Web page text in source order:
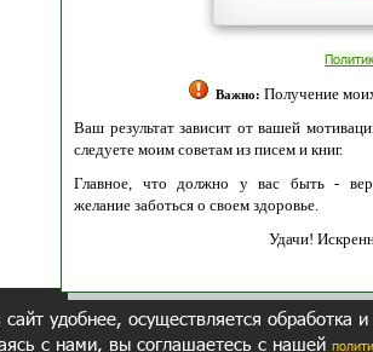
Важно: Получение
Ваш результат зависит от вашей
следуете моим советам из писем и книг.
Главное, что должно у вас быть -
желание заботься о своем здоровье.
Удачи!
удобнее, осуществляется обработка
с нами, вы соглашаетесь с нашей